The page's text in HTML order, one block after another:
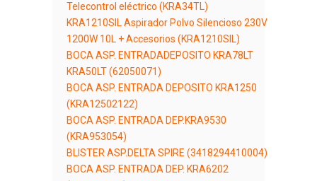
Telecontrol eléctrico (KRA34TL)
KRA1210SIL Aspirador Polvo Silencioso 230V
1200W 10L + Accesorios (KRA1210SIL)
BOCA ASP. ENTRADADEPOSITO KRA78LT
KRA50LT (62050071)
BOCA ASP. ENTRADA DEPOSITO KRA1250
(KRA12502122)
BOCA ASP. ENTRADA DEP.KRA9530
(KRA953054)
BLISTER ASP.DELTA SPIRE (3418294410004)
BOCA ASP. ENTRADA DEP. KRA6202